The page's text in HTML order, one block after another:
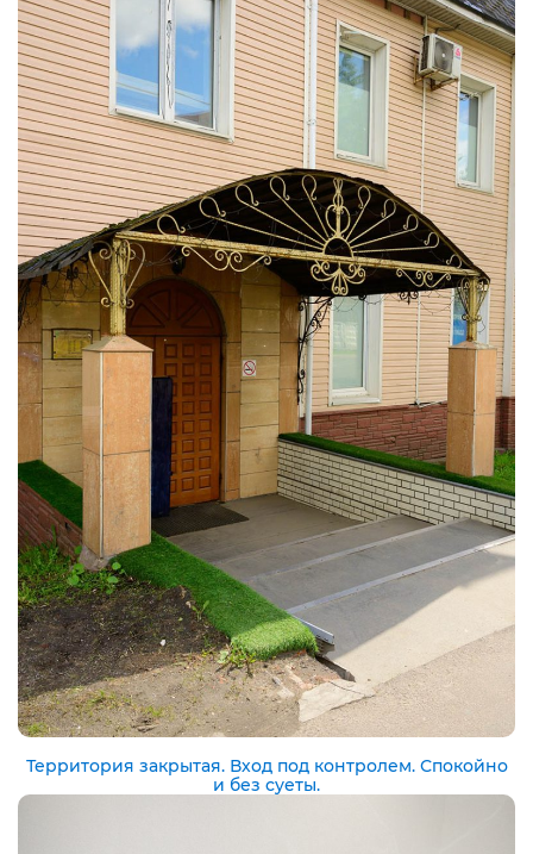
Территория закрытая. Вход под контролем. Спокойно
и без суеты.